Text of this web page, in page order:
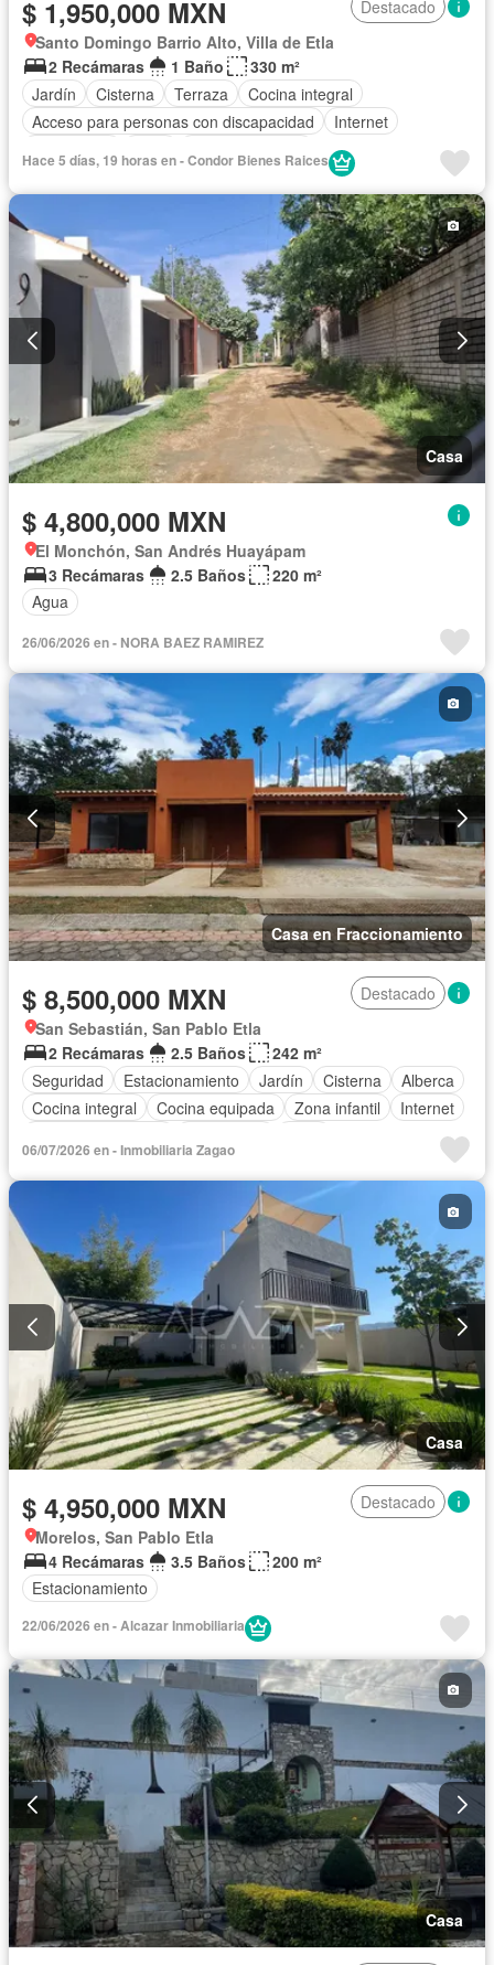
$ 1,950,000 MXN
Destacado
Santo Domingo Barrio Alto, Villa de Etla
2 Recámaras
1 Baño
330 m²
Jardín
Cisterna Terraza
Cocina integral
Acceso para personas con discapacidad
Internet
Permite niños
Hace 5 días, 19 horas en - Condor Bienes Raices
Casa
$ 4,800,000 MXN
El Monchón, San Andrés Huayápam
3 Recámaras
2.5 Baños
220 m²
Agua
26/06/2026 en - NORA BAEZ RAMIREZ
Casa en Fraccionamiento
$ 8,500,000 MXN
Destacado
San Sebastián, San Pablo Etla
2 Recámaras
2.5 Baños
242 m²
Seguridad
Estacionamiento Jardín Cisterna
Alberca
Cocina integral
Cocina equipada Zona infantil
Internet
Cuarto de Limpieza
Vista panorámica
06/07/2026 en - Inmobiliaria Zagao
Casa
$ 4,950,000 MXN
Destacado
Morelos, San Pablo Etla
4 Recámaras
3.5 Baños
200 m²
Estacionamiento
22/06/2026 en - Alcazar Inmobiliaria
Casa